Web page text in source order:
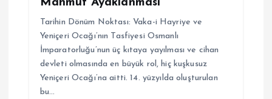
Mahmut Ayaklanması
Tarihin Dönüm Noktası: Vaka-i Hayriye ve
Yeniçeri Ocağı’nın Tasfiyesi Osmanlı
İmparatorluğu’nun üç kıtaya yayılması ve cihan
devleti olmasında en büyük rol, hiç kuşkusuz
Yeniçeri Ocağı’na aitti. 14. yüzyılda oluşturulan
bu…